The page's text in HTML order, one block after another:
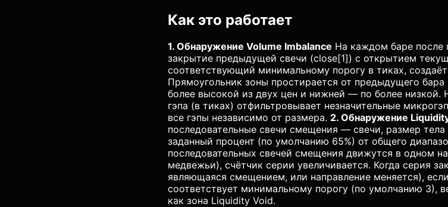
Как это работает
1. Обнаружение Volume Imbalance На каждом баре после
закрытие предыдущей свечи (close[1]) с открытием
соответствующий минимальному порогу в тиках,
Прямоугольник зоны простирается от предыдущего
более высокой из двух цен и нижней — по более
гэпа (в тиках) отфильтровывает незначительные
все гэпы независимо от размера. 2. Обнаружение
последовательные свечи смещения — свечи, размер
заданный процент (по умолчанию 65%) от общего
последовательных свечей смещения движутся в одном
медвежьи), счётчик серии увеличивается. Когда серия
являющаяся смещением, или направление меняется),
соответствует минимальному порогу (по умолчанию 3),
как зона Liquidity Void.